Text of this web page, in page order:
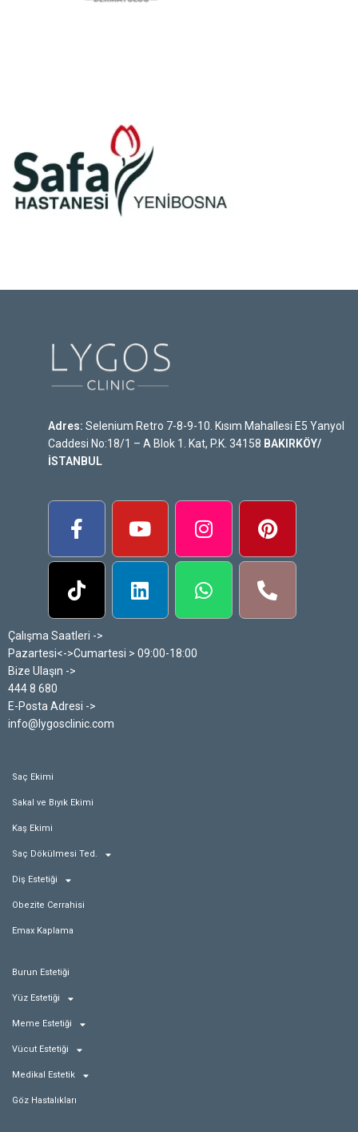
Adres: Selenium Retro 7-8-9-10. Kısım Mahallesi E5 Yanyol
Caddesi No:18/1 – A Blok 1. Kat, P.K. 34158 BAKIRKÖY/
İSTANBUL
Çalışma Saatleri ->
Pazartesi<->Cumartesi > 09:00-18:00
Bize Ulaşın ->
444 8 680
E-Posta Adresi ->
info@lygosclinic.com
Saç Ekimi
Sakal ve Bıyık Ekimi
Kaş Ekimi
Saç Dökülmesi Ted.
Diş Estetiği
Obezite Cerrahisi
Emax Kaplama
Burun Estetiği
Yüz Estetiği
Meme Estetiği
Vücut Estetiği
Medikal Estetik
Göz Hastalıkları